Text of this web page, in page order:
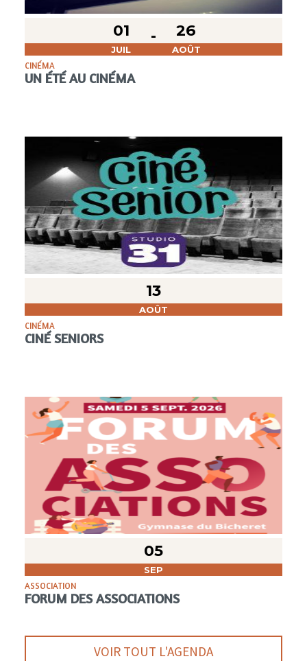
01
JUIL
26
AOÛT
CINÉMA
UN ÉTÉ AU CINÉMA
13
AOÛT
CINÉMA
CINÉ SENIORS
05
SEP
ASSOCIATION
FORUM DES ASSOCIATIONS
VOIR TOUT L'AGENDA